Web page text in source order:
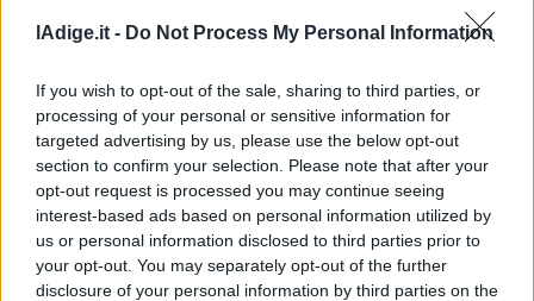
lAdige.it - Do Not Process My Personal Information
If you wish to opt-out of the sale, sharing to third parties, or
processing of your personal or sensitive information for
targeted advertising by us, please use the below opt-out
section to confirm your selection. Please note that after your
opt-out request is processed you may continue seeing
interest-based ads based on personal information utilized by
us or personal information disclosed to third parties prior to
your opt-out. You may separately opt-out of the further
disclosure of your personal information by third parties on the
Firmato patto sulla difesa tra Turchia, Arabia
Saudita e Pakistan